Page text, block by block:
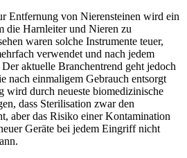
Entfernung von Nierensteinen wird ein
die Harnleiter und Nieren zu
waren solche Instrumente teuer,
verwendet und nach jedem
aktuelle Branchentrend geht jedoch
nach einmaligem Gebrauch entsorgt
wird durch neueste biomedizinische
dass Sterilisation zwar den
aber das Risiko einer Kontamination
Geräte bei jedem Eingriff nicht